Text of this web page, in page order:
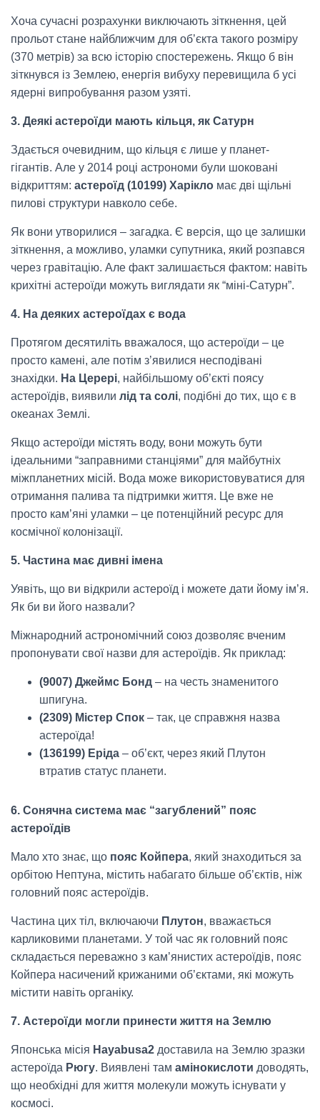
Хоча сучасні розрахунки виключають зіткнення, цей
прольот стане найближчим для об’єкта такого розміру
(370 метрів) за всю історію спостережень. Якщо б він
зіткнувся із Землею, енергія вибуху перевищила б усі
ядерні випробування разом узяті.
3. Деякі астероїди мають кільця, як Сатурн
Здається очевидним, що кільця є лише у планет-
гігантів. Але у 2014 році астрономи були шоковані
відкриттям: астероїд (10199) Харікло має дві щільні
пилові структури навколо себе.
Як вони утворилися – загадка. Є версія, що це залишки
зіткнення, а можливо, уламки супутника, який розпався
через гравітацію. Але факт залишається фактом: навіть
крихітні астероїди можуть виглядати як “міні-Сатурн”.
4. На деяких астероїдах є вода
Протягом десятиліть вважалося, що астероїди – це
просто камені, але потім з’явилися несподівані
знахідки. На Церері, найбільшому об’єкті поясу
астероїдів, виявили лід та солі, подібні до тих, що є в
океанах Землі.
Якщо астероїди містять воду, вони можуть бути
ідеальними “заправними станціями” для майбутніх
міжпланетних місій. Вода може використовуватися для
отримання палива та підтримки життя. Це вже не
просто кам’яні уламки – це потенційний ресурс для
космічної колонізації.
5. Частина має дивні імена
Уявіть, що ви відкрили астероїд і можете дати йому ім’я.
Як би ви його назвали?
Міжнародний астрономічний союз дозволяє вченим
пропонувати свої назви для астероїдів. Як приклад:
(9007) Джеймс Бонд – на честь знаменитого
шпигуна.
(2309) Містер Спок – так, це справжня назва
астероїда!
(136199) Еріда – об’єкт, через який Плутон
втратив статус планети.
6. Сонячна система має “загублений” пояс
астероїдів
Мало хто знає, що пояс Койпера, який знаходиться за
орбітою Нептуна, містить набагато більше об’єктів, ніж
головний пояс астероїдів.
Частина цих тіл, включаючи Плутон, вважається
карликовими планетами. У той час як головний пояс
складається переважно з кам’янистих астероїдів, пояс
Койпера насичений крижаними об’єктами, які можуть
містити навіть органіку.
7. Астероїди могли принести життя на Землю
Японська місія Hayabusa2 доставила на Землю зразки
астероїда Рюгу. Виявлені там амінокислоти доводять,
що необхідні для життя молекули можуть існувати у
космосі.